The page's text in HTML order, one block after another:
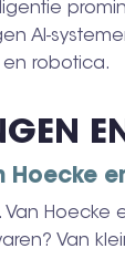
AI-
robotica.
Hoecke
Van
Van